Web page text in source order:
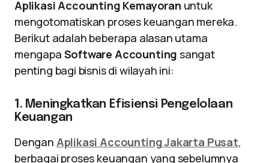
Aplikasi Accounting Kemayoran untuk
mengotomatiskan proses keuangan mereka.
Berikut adalah beberapa alasan utama
mengapa Software Accounting sangat
penting bagi bisnis di wilayah ini:
1. Meningkatkan Efisiensi Pengelolaan
Keuangan
Dengan Aplikasi Accounting Jakarta Pusat,
berbagai proses keuangan yang sebelumnya